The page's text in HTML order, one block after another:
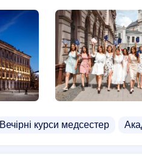
Вечірні курси медсестер